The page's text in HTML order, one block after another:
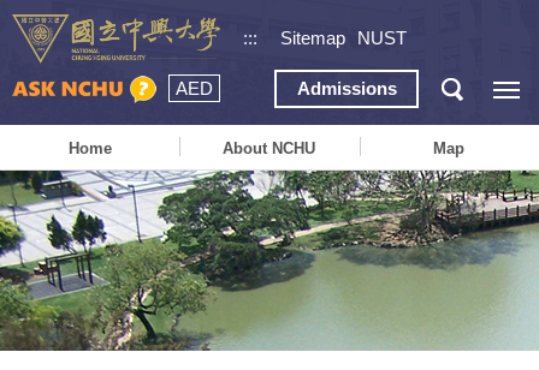
::: Sitemap NUST
AED Admissions
Home About NCHU Map